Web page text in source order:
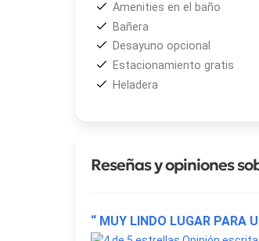
Amenities en el baño
Bañera
Desayuno opcional
Estacionamiento gratis
Heladera
Reseñas y opiniones
“ MUY LINDO LUGAR PARA